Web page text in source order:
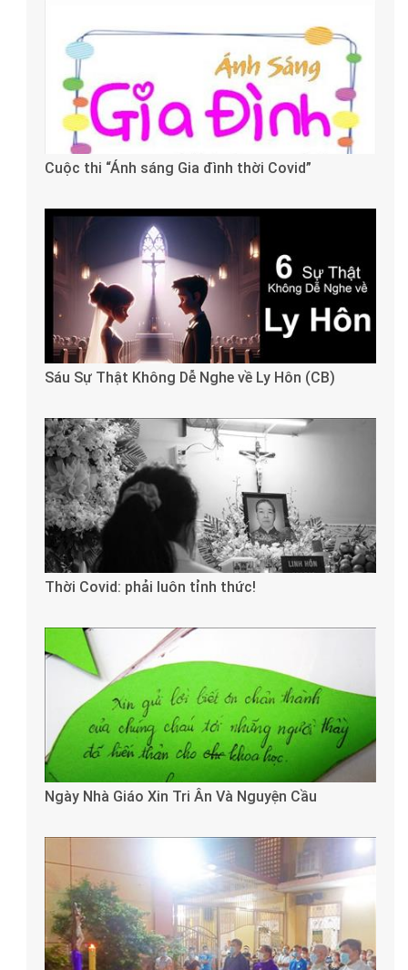
Cuộc thi “Ánh sáng Gia đình thời Covid”
Sáu Sự Thật Không Dễ Nghe về Ly Hôn (CB)
Thời Covid: phải luôn tỉnh thức!
Ngày Nhà Giáo Xin Tri Ân Và Nguyện Cầu